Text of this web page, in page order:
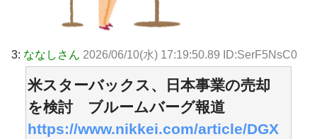
3: ななしさん 2026/06/10(水) 17:19:50.89 ID:SerF5NsC0
米スターバックス、日本事業の売却
を検討 ブルームバーグ報道
https://www.nikkei.com/article/DGX